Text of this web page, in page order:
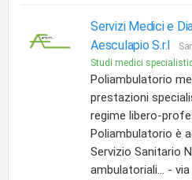
Servizi Medici e
Aesculapio S.r.l
Studi medici
Poliambulatorio
prestazioni
regime libero-
Poliambulatorio è
Servizio Sanitario
ambulatoriali... -